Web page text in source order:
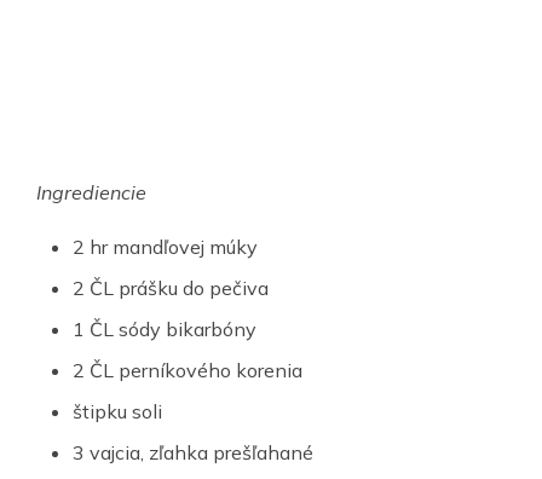
Ingrediencie
2 hr mandľovej múky
2 ČL prášku do pečiva
1 ČL sódy bikarbóny
2 ČL perníkového korenia
štipku soli
3 vajcia, zľahka prešľahané